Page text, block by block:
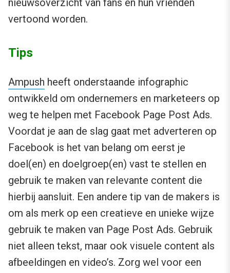
nieuwsoverzicht van fans en hun vrienden
vertoond worden.
Tips
Ampush heeft onderstaande infographic
ontwikkeld om ondernemers en marketeers op
weg te helpen met Facebook Page Post Ads.
Voordat je aan de slag gaat met adverteren op
Facebook is het van belang om eerst je
doel(en) en doelgroep(en) vast te stellen en
gebruik te maken van relevante content die
hierbij aansluit. Een andere tip van de makers is
om als merk op een creatieve en unieke wijze
gebruik te maken van Page Post Ads. Gebruik
niet alleen tekst, maar ook visuele content als
afbeeldingen en video’s. Zorg wel voor een